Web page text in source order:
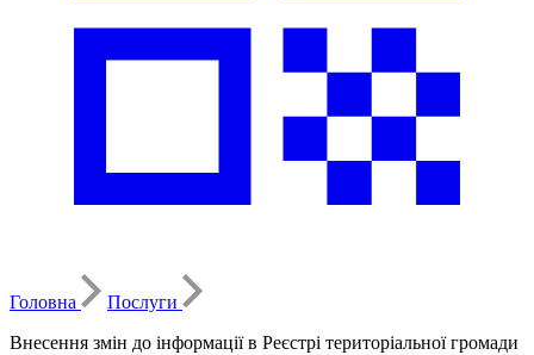
Головна
Послуги
Внесення змін до інформації в Реєстрі територіальної громади